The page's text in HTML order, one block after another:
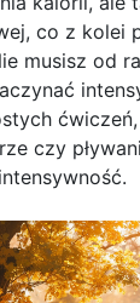
co z kolei
musisz od
czy